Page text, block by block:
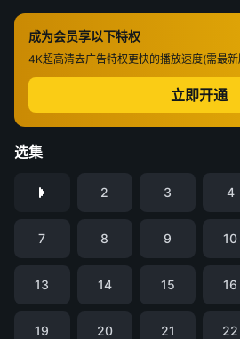
成为会员享以下特权
4K超高清去广告特权更快的播放速度(需最
立即开通
选集
2 3 4
7 8 9 10
13 14 15 16
19 20 21 22